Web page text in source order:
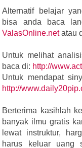
Alternatif belajar
bisa anda baca
ValasOnline.netatau
Untuk melihat
baca di: http://
Untuk mendapat
http://
Berterima kasihlah
banyak ilmu gratis
lewat instruktur,
harus keluar uang